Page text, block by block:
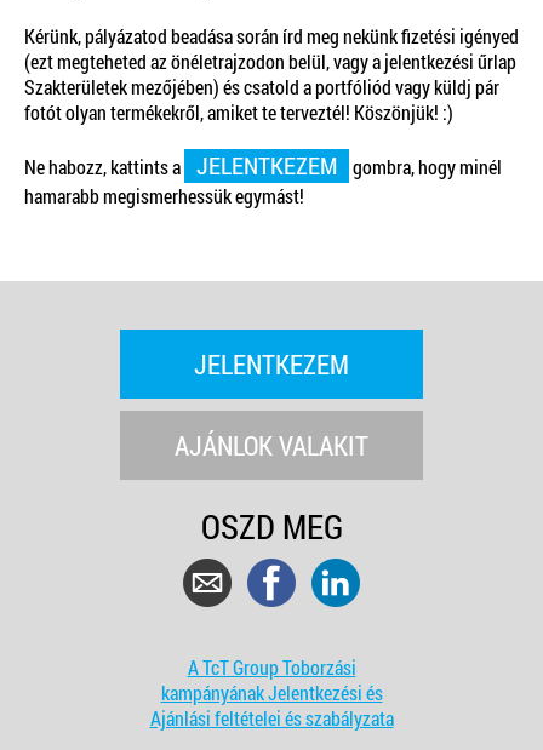
Kérünk, pályázatod beadása során írd meg nekünk fizetési igényed
(ezt megteheted az önéletrajzodon belül, vagy a jelentkezési űrlap
Szakterületek mezőjében) és csatold a portfóliód vagy küldj pár
fotót olyan termékekről, amiket te terveztél! Köszönjük! :)
Ne habozz, kattints a JELENTKEZEM
gombra, hogy minél
hamarabb megismerhessük egymást!
JELENTKEZEM
AJÁNLOK VALAKIT
OSZD MEG
A TcT Group Toborzási
kampányának Jelentkezési és
Ajánlási feltételei és szabályzata